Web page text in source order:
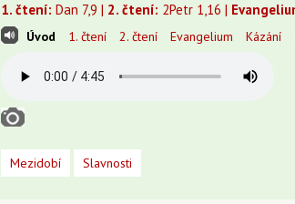
1. čtení: Dan 7,9 | 2. čtení: 2Petr 1,16 |
Úvod 1. čtení 2. čtení Evangelium Kázání
Mezidobí Slavnosti